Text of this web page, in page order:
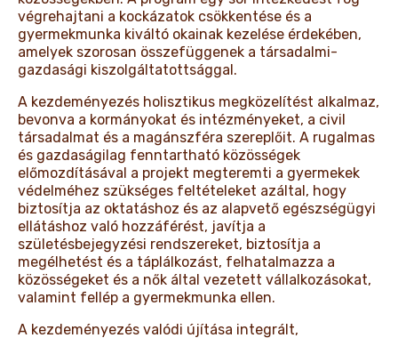
végrehajtani a kockázatok csökkentése és a
gyermekmunka kiváltó okainak kezelése érdekében,
amelyek szorosan összefüggenek a társadalmi-
gazdasági kiszolgáltatottsággal.
A kezdeményezés holisztikus megközelítést alkalmaz,
bevonva a kormányokat és intézményeket, a civil
társadalmat és a magánszféra szereplőit. A rugalmas
és gazdaságilag fenntartható közösségek
előmozdításával a projekt megteremti a gyermekek
védelméhez szükséges feltételeket azáltal, hogy
biztosítja az oktatáshoz és az alapvető egészségügyi
ellátáshoz való hozzáférést, javítja a
születésbejegyzési rendszereket, biztosítja a
megélhetést és a táplálkozást, felhatalmazza a
közösségeket és a nők által vezetett vállalkozásokat,
valamint fellép a gyermekmunka ellen.
A kezdeményezés valódi újítása integrált,